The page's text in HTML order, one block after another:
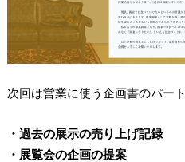
次回は営業に使う企画書のパート
・過去の展示の売り上げ記録
・展覧会の企画の提案